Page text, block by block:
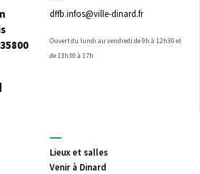
dffb.infos@ville-dinard.fr
Ouvert du lundi au vendredi de 9h à 12h30 et
de 13h30 à 17h
MENU
SECONDAIRE
Lieux et salles
Venir à Dinard